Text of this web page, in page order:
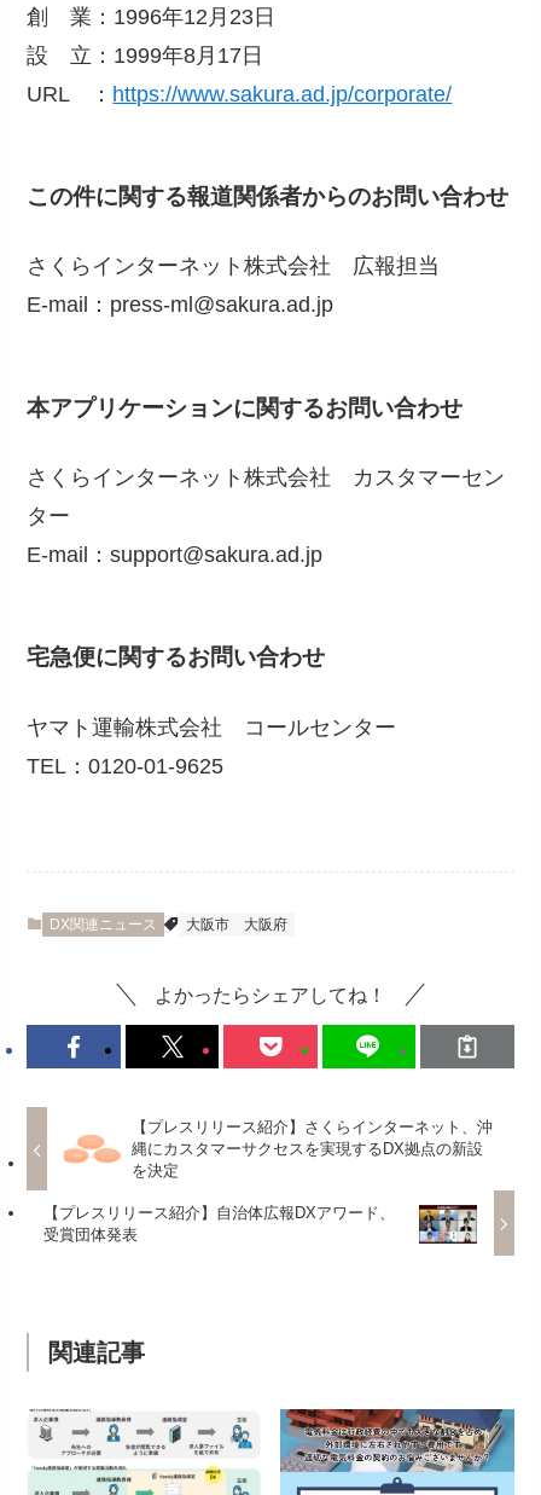
創 業：1996年12月23日
設 立：1999年8月17日
URL ： https://www.sakura.ad.jp/corporate/
この件に関する報道関係者からのお問い合わせ
さくらインターネット株式会社 広報担当
E-mail：press-ml@sakura.ad.jp
本アプリケーションに関するお問い合わせ
さくらインターネット株式会社 カスタマーセン
ター
E-mail：support@sakura.ad.jp
宅急便に関するお問い合わせ
ヤマト運輸株式会社 コールセンター
TEL：0120-01-9625
DX関連ニュース 大阪市 大阪府
よかったらシェアしてね！
【プレスリリース紹介】さくらインターネット、沖
縄にカスタマーサクセスを実現するDX拠点の新設
を決定
【プレスリリース紹介】自治体広報DXアワード、
受賞団体発表
関連記事